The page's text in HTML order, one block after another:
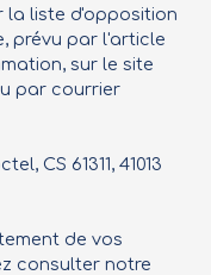
la liste d'opposition
prévu par l'article
sur le site
par courrier
CS 61311, 41013
de vos
consulter notre